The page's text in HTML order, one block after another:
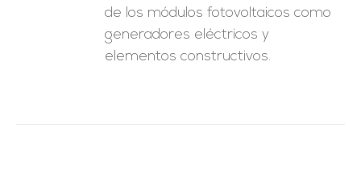
de los módulos fotovoltaicos como
generadores eléctricos y
elementos constructivos.